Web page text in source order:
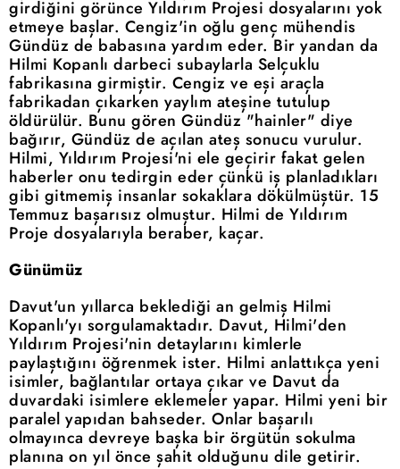
girdiğini görünce Yıldırım Projesi dosyalarını yok
etmeye başlar. Cengiz'in oğlu genç mühendis
Gündüz de babasına yardım eder. Bir yandan da
Hilmi Kopanlı darbeci subaylarla Selçuklu
fabrikasına girmiştir. Cengiz ve eşi araçla
fabrikadan çıkarken yaylım ateşine tutulup
öldürülür. Bunu gören Gündüz "hainler" diye
bağırır, Gündüz de açılan ateş sonucu vurulur.
Hilmi, Yıldırım Projesi'ni ele geçirir fakat gelen
haberler onu tedirgin eder çünkü iş planladıkları
gibi gitmemiş insanlar sokaklara dökülmüştür. 15
Temmuz başarısız olmuştur. Hilmi de Yıldırım
Proje dosyalarıyla beraber, kaçar.
Günümüz
Davut'un yıllarca beklediği an gelmiş Hilmi
Kopanlı'yı sorgulamaktadır. Davut, Hilmi'den
Yıldırım Projesi'nin detaylarını kimlerle
paylaştığını öğrenmek ister. Hilmi anlattıkça yeni
isimler, bağlantılar ortaya çıkar ve Davut da
duvardaki isimlere eklemeler yapar. Hilmi yeni bir
paralel yapıdan bahseder. Onlar başarılı
olmayınca devreye başka bir örgütün sokulma
planına on yıl önce şahit olduğunu dile getirir.